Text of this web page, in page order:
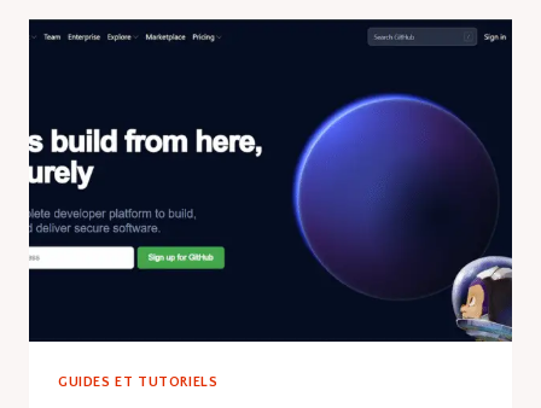
VERSIONS
LOGICIELS
ET
LOGICIELS
DE
DÉVELOPPEMENT
GUIDES ET TUTORIELS